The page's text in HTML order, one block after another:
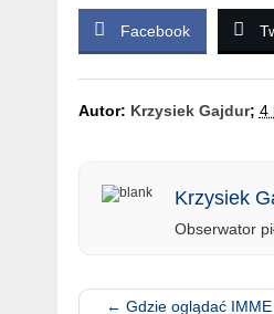
Facebook
Autor: Krzysiek Gajdur; 4
Krzysiek
Obserwator
← Gdzie oglądać